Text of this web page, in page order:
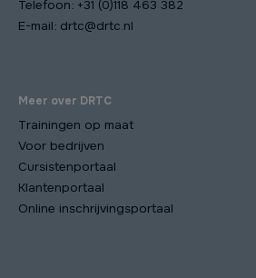
Telefoon: +31 (0)118 463 382
E-mail: drtc@drtc.nl
Meer over DRTC
Trainingen op maat
Voor bedrijven
Cursistenportaal
Klantenportaal
Online inschrijvingsportaal